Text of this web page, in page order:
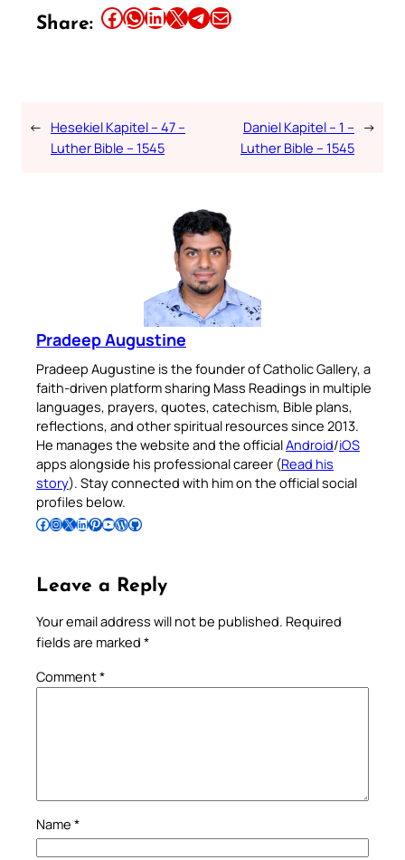
Share: Share this article on Facebook Share this article on WhatsApp Share this article on LinkedIn Share this article on X Share this article on TelegramEmail this Article
← Hesekiel Kapitel – 47 –
Luther Bible – 1545
Daniel Kapitel – 1 –
Luther Bible – 1545
→
Pradeep Augustine
Pradeep Augustine is the founder of Catholic Gallery, a
faith-driven platform sharing Mass Readings in multiple
languages, prayers, quotes, catechism, Bible plans,
reflections, and other spiritual resources since 2013.
He manages the website and the officialAndroid/iOS
apps alongside his professional career (Read his
story). Stay connected with him on the official social
profiles below.
Follow Pradeep on Facebook Follow Pradeep on InstagramFollow Pradeep on X Follow Pradeep on LinkedIn Follow Pradeep on Pinterest Subscribe to Pradeep’s Youtube Channel Follow Pradeep on WordPress Follow Pradeep on GitHub
Leave a Reply
Your email address will not be published. Required
fields are marked *
Comment*
Name *